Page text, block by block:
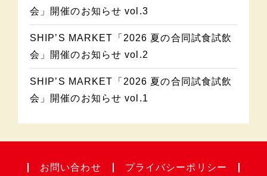
会」開催のお知らせ vol.3
SHIP’S MARKET「2026 夏の合同試食試飲
会」開催のお知らせ vol.2
SHIP’S MARKET「2026 夏の合同試食試飲
会」開催のお知らせ vol.1
お問い合わせ プライバシーポリシー